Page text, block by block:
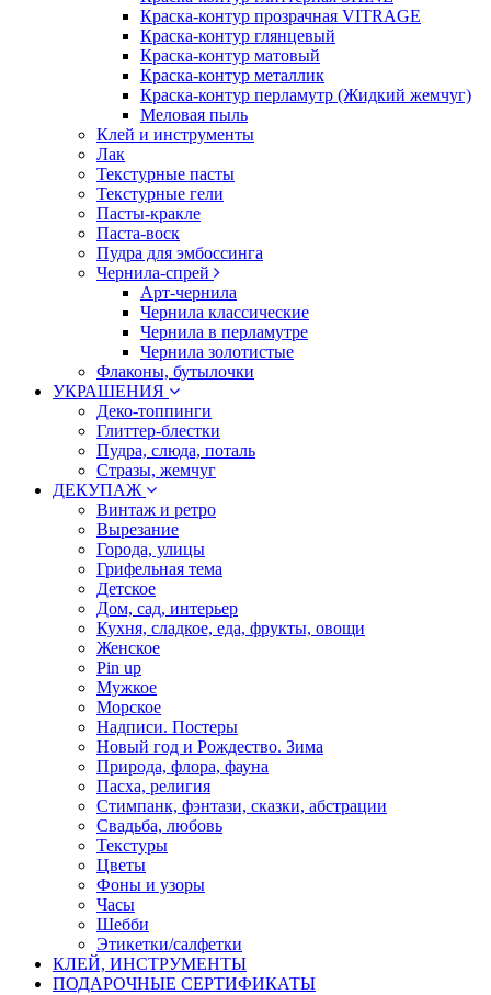
Краска-контур прозрачная VITRAGE
Краска-контур глянцевый
Краска-контур матовый
Краска-контур металлик
Краска-контур перламутр (Жидкий жемчуг)
Меловая пыль
Клей и инструменты
Лак
Текстурные пасты
Текстурные гели
Пасты-кракле
Паста-воск
Пудра для эмбоссинга
Чернила-спрей
Арт-чернила
Чернила классические
Чернила в перламутре
Чернила золотистые
Флаконы, бутылочки
УКРАШЕНИЯ
Деко-топпинги
Глиттер-блестки
Пудра, слюда, поталь
Стразы, жемчуг
ДЕКУПАЖ
Винтаж и ретро
Вырезание
Города, улицы
Грифельная тема
Детское
Дом, сад, интерьер
Кухня, сладкое, еда, фрукты, овощи
Женское
Pin up
Мужкое
Морское
Надписи. Постеры
Новый год и Рождество. Зима
Природа, флора, фауна
Пасха, религия
Стимпанк, фэнтази, сказки, абстрации
Свадьба, любовь
Текстуры
Цветы
Фоны и узоры
Часы
Шебби
Этикетки/салфетки
КЛЕЙ, ИНСТРУМЕНТЫ
ПОДАРОЧНЫЕ СЕРТИФИКАТЫ